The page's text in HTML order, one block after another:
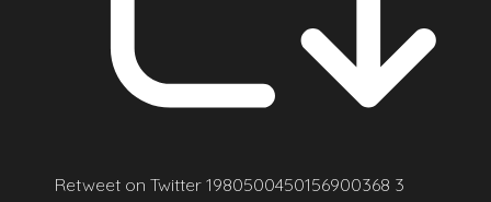
Retweet on Twitter 1980500450156900368 3